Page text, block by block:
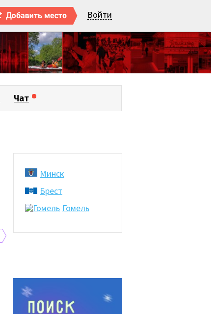
Войти
Чат
Минск
Брест
Гомель